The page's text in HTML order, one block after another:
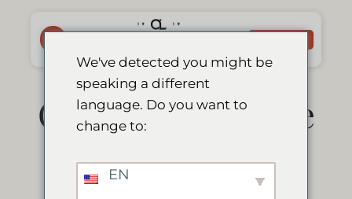
contenu
Op TV: Le Mirage
Resort & Spa
We've detected you might be
speaking a different
language. Do you want to
change to:
EN